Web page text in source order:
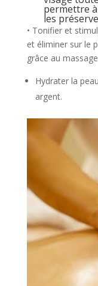
permettre
les
• Tonifier et
et éliminer sur le
grâce au
Hydrater la
argent.